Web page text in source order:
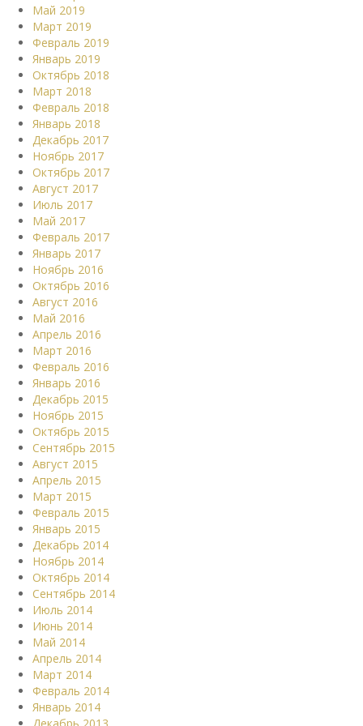
Май 2019
Март 2019
Февраль 2019
Январь 2019
Октябрь 2018
Март 2018
Февраль 2018
Январь 2018
Декабрь 2017
Ноябрь 2017
Октябрь 2017
Август 2017
Июль 2017
Май 2017
Февраль 2017
Январь 2017
Ноябрь 2016
Октябрь 2016
Август 2016
Май 2016
Апрель 2016
Март 2016
Февраль 2016
Январь 2016
Декабрь 2015
Ноябрь 2015
Октябрь 2015
Сентябрь 2015
Август 2015
Апрель 2015
Март 2015
Февраль 2015
Январь 2015
Декабрь 2014
Ноябрь 2014
Октябрь 2014
Сентябрь 2014
Июль 2014
Июнь 2014
Май 2014
Апрель 2014
Март 2014
Февраль 2014
Январь 2014